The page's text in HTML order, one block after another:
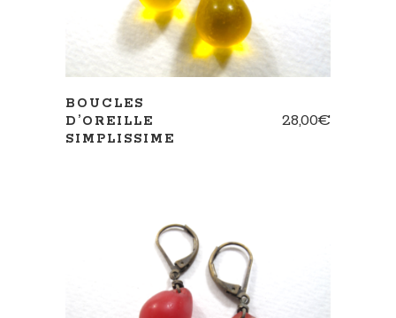
BOUCLES
D’OREILLE
SIMPLISSIME
28,00€
AJOUTER AU PANIER